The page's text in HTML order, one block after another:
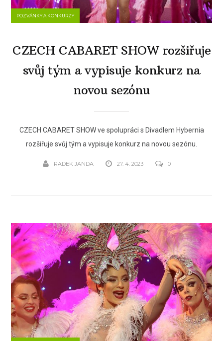
POZVÁNKY A KONKURZY
CZECH CABARET SHOW rozšiřuje
svůj tým a vypisuje konkurz na
novou sezónu
CZECH CABARET SHOW ve spolupráci s Divadlem Hybernia
rozšiřuje svůj tým a vypisuje konkurz na novou sezónu.
RADEK JANDA 27. 4. 2023 0